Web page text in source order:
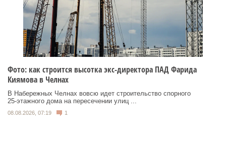
Фото: как строится высотка экс-директора ПАД Фарида
Киямова в Челнах
В Набережных Челнах вовсю идет строительство спорного
25‑этажного дома на пересечении улиц ...
08.08.2026, 07:19 1